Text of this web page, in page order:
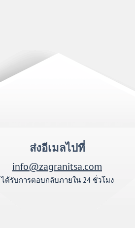
ส่งอีเมลไปที่
info@zagranitsa.com
ได้รับการตอบกลับภายใน 24 ชั่วโมง